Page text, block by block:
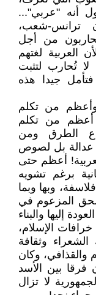
أنه "عربي"...
ترانس-شعب،
من أجل
العربية لغتهم
لا تُحارب لتثبت
جيدا هذه
وأعظم من تكلم
أعظم من تكلم
الطرق ومن
عدالة بل لصوص
أعظم حتى
برغم تشويه
وبها وبما
المزعوم في
إليها والبناء
الإسلام،
وثقافة
والقذافي، وكان
بين الأسد
لا تزال